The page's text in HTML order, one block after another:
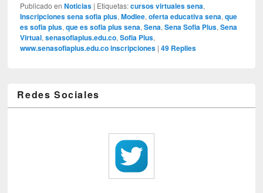
Publicado en Noticias | Etiquetas: cursos virtuales sena,
Inscripciones sena sofia plus,Modlee,oferta educativa sena,que
es sofia plus,que es sofia plus sena,Sena,Sena Sofia Plus,Sena
Virtual,senasofiaplus.edu.co,Sofia Plus,
www.senasofiaplus.edu.co inscripciones |49 Replies
Redes Sociales